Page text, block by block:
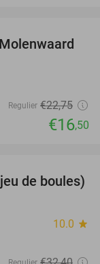
27%
Regulier €22,75
€16,50
29%
de boules)
10.0 star